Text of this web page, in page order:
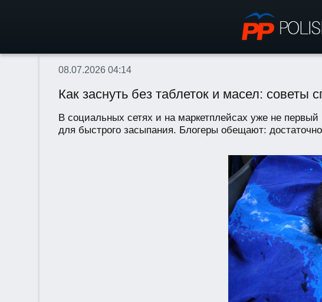
08.07.2026 04:14
Как заснуть без таблеток и масел: советы
В социальных сетях и на маркетплейсах уже не
для быстрого засыпания. Блогеры обещают: